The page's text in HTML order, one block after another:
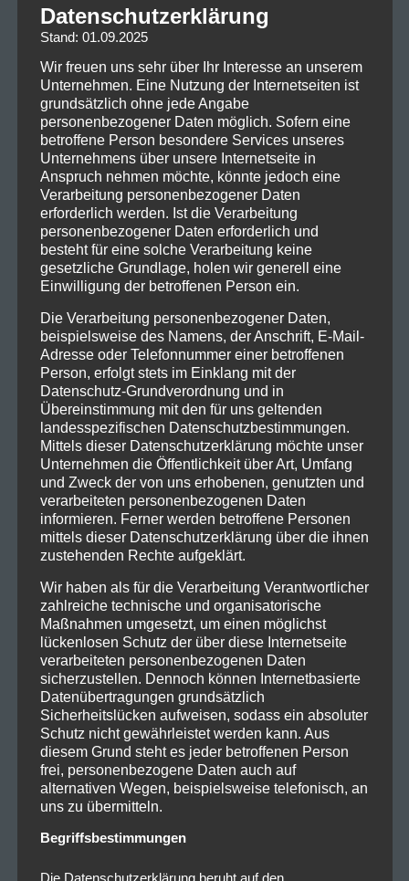
Datenschutzerklärung
Stand: 01.09.2025
Wir freuen uns sehr über Ihr Interesse an unserem
Unternehmen. Eine Nutzung der Internetseiten ist
grundsätzlich ohne jede Angabe
personenbezogener Daten möglich. Sofern eine
betroffene Person besondere Services unseres
Unternehmens über unsere Internetseite in
Anspruch nehmen möchte, könnte jedoch eine
Verarbeitung personenbezogener Daten
erforderlich werden. Ist die Verarbeitung
personenbezogener Daten erforderlich und
besteht für eine solche Verarbeitung keine
gesetzliche Grundlage, holen wir generell eine
Einwilligung der betroffenen Person ein.
Die Verarbeitung personenbezogener Daten,
beispielsweise des Namens, der Anschrift, E-Mail-
Adresse oder Telefonnummer einer betroffenen
Person, erfolgt stets im Einklang mit der
Datenschutz-Grundverordnung und in
Übereinstimmung mit den für uns geltenden
landesspezifischen Datenschutzbestimmungen.
Mittels dieser Datenschutzerklärung möchte unser
Unternehmen die Öffentlichkeit über Art, Umfang
und Zweck der von uns erhobenen, genutzten und
verarbeiteten personenbezogenen Daten
informieren. Ferner werden betroffene Personen
mittels dieser Datenschutzerklärung über die ihnen
zustehenden Rechte aufgeklärt.
Wir haben als für die Verarbeitung Verantwortlicher
zahlreiche technische und organisatorische
Maßnahmen umgesetzt, um einen möglichst
lückenlosen Schutz der über diese Internetseite
verarbeiteten personenbezogenen Daten
sicherzustellen. Dennoch können Internetbasierte
Datenübertragungen grundsätzlich
Sicherheitslücken aufweisen, sodass ein absoluter
Schutz nicht gewährleistet werden kann. Aus
diesem Grund steht es jeder betroffenen Person
frei, personenbezogene Daten auch auf
alternativen Wegen, beispielsweise telefonisch, an
uns zu übermitteln.
Begriffsbestimmungen